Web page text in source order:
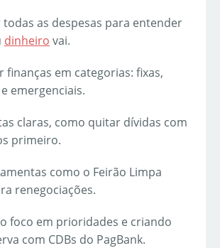
todas as despesas para entender
dinheiro vai.
finanças em categorias: fixas,
emergenciais.
claras, como quitar dívidas com
primeiro.
como o Feirão Limpa
renegociações.
foco em prioridades e criando
com CDBs do PagBank.